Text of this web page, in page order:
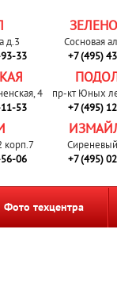
д.3
33
Сосновая
+7 (495)
4
53
пр-кт Юных
+7 (495)
корп.7
06
+7 (495)
Фото техцентра